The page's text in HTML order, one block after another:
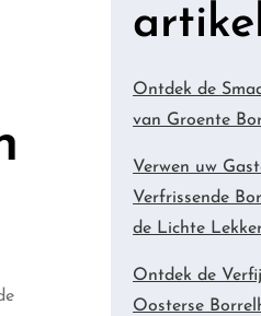
Ontdek de
van Groente
Verwen uw
Verfrissende
de Lichte
Ontdek de
Oosterse